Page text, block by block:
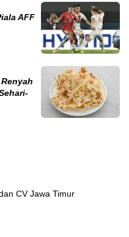
AFF
CV Jawa Timur